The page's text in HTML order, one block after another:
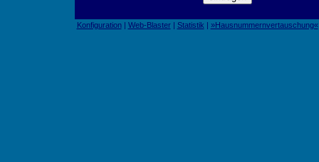
Konfiguration| Web-Blaster| Statistik | »Hausnummernvertauschung«